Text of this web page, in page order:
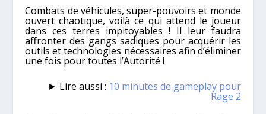
Combats de véhicules, super-pouvoirs et monde
ouvert chaotique, voilà ce qui attend le joueur
dans ces terres impitoyables ! Il leur faudra
affronter des gangs sadiques pour acquérir les
outils et technologies nécessaires afin d’éliminer
une fois pour toutes l’Autorité !
► Lire aussi : 10 minutes de gameplay pour
Rage 2